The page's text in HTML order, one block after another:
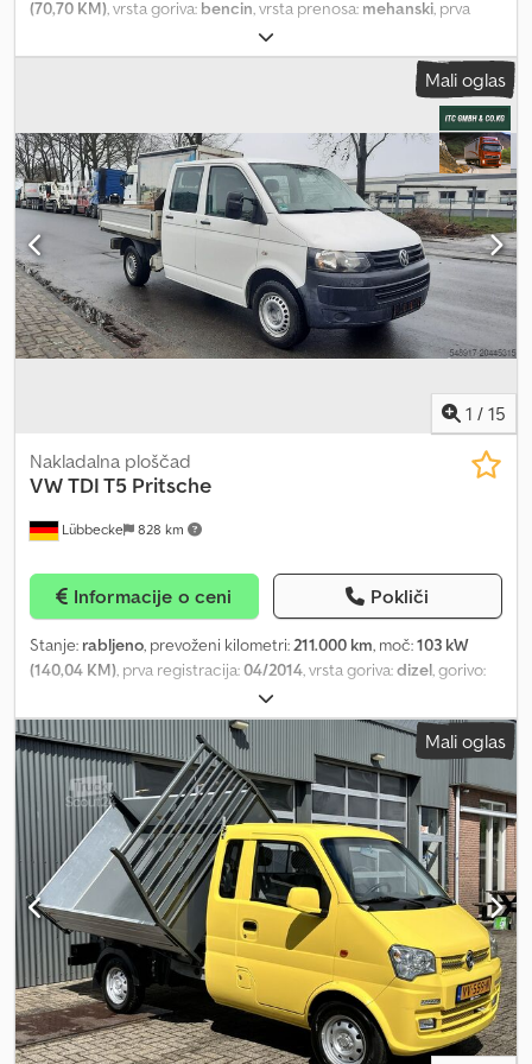
(70,70 KM), vrsta goriva: bencin, vrsta prenosa: mehanski, prva
bela, število sedežev:
2015, PORTER CASSONE keson za odpadke Chodpfxovbmfqs
Akrsa OPOMBA: NA E-POŠTO NE ODGOVARJAMO, SAMOMali oglas
1 / 15
Lübbecke 828 km
Nakladalna ploščad
VWTDI T5 Pritsche
Informacije o ceni Pokliči
Stanje: rabljeno, prevoženi kilometri:211.000 km, moč:103 kW
(140,04 KM), prva registracija:04/2014, vrsta goriva:dizel, gorivo:
mehanski
število sedežev:5, Leto izdelave:2014, Oprema:ABS, EBS
(Elektronski zavorni sistem), centralno zaklepanje, elektronski
program stabilnosti (ESP), greljenje sedeža, klimatska naprava,
računalnik na krovu, servovolan, spojka prikolice, tempomat, =
Further options and equipment = - Sun visor = Notes =
Volkswagen TDI T5 flatbed Manual transmission Air conditioning
ABS, ASR, tow bar Euro 5 Tyres 60% ID no. 004 Transaction We
look forward to advising you, signing contracts, or handing over
the vehicle at our dealership. Please arrange an appointment. If
you are unable to visit our dealership, we offer complete
processing via telephone/email/WhatsApp/fax. Upon request, we
can deliver your new vehicle directly to your door, ensuring you
the best price, maximum safety, and convenience when
purchasing. Trade-in We are happy to take your used vehicle in
Mali oglas